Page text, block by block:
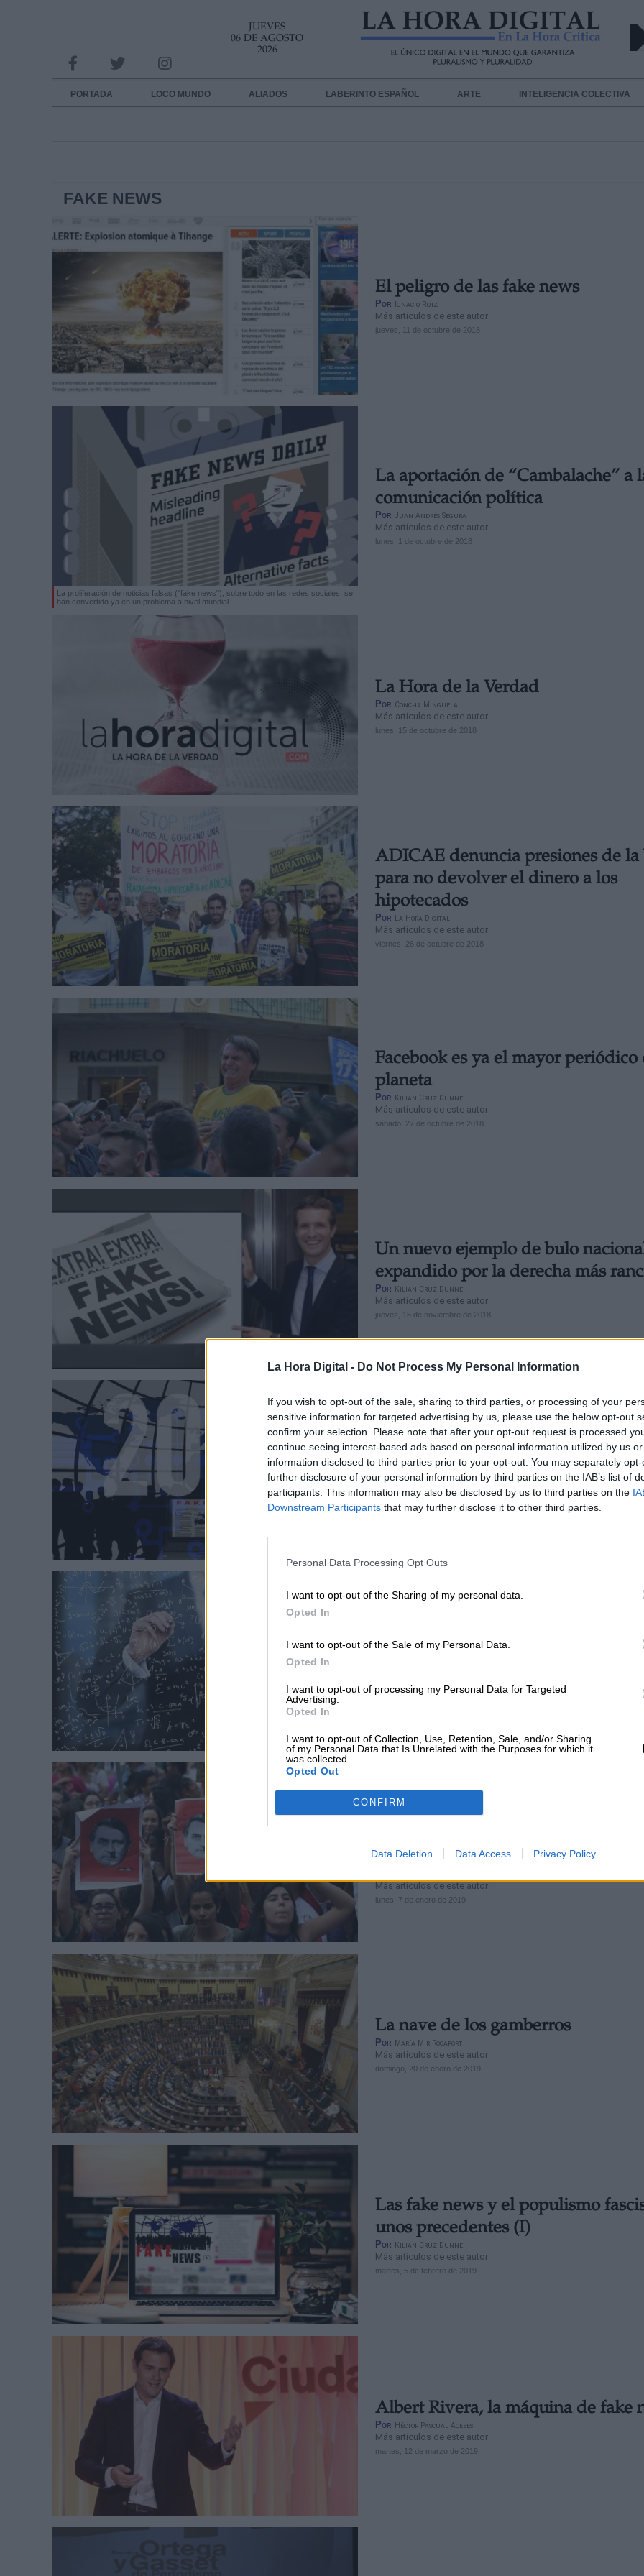
La Hora Digital - Do Not Process My Personal Information
If you wish to opt-out of the sale, sharing to third parties, or processing of your
sensitive information for targeted advertising by us, please use the below opt-out
confirm your selection. Please note that after your opt-out request is processed
continue seeing interest-based ads based on personal information utilized by us
information disclosed to third parties prior to your opt-out. You may separately
further disclosure of your personal information by third parties on the IAB’s list of
participants. This information may also be disclosed by us to third parties on the
Downstream Participants that may further disclose it to other third parties.
Personal Data Processing Opt Outs
I want to opt-out of the Sharing of my personal data.
Opted In
I want to opt-out of the Sale of my Personal Data.
Opted In
I want to opt-out of processing my Personal Data for Targeted
Advertising.
Opted In
I want to opt-out of Collection, Use, Retention, Sale, and/or Sharing
of my Personal Data that Is Unrelated with the Purposes for which it
was collected.
Opted Out
CONFIRM
Data Deletion Data Access Privacy Policy
JUEVES
06 DE AGOSTO
2026
PORTADA LOCO MUNDO ALIADOS LABERINTO ESPAÑOL ARTE INTELIGENCIA COLECTIVA
FAKE NEWS
El peligro de las fake news
Por Ignacio Ruiz
Más artículos de este autor
jueves, 11 de octubre de 2018
La proliferación de noticias falsas ("fake news"), sobre todo en las redes sociales, se
han convertido ya en un problema a nivel mundial.
La aportación de “Cambalache” a
comunicación política
Por Juan Andrés Segura
Más artículos de este autor
lunes, 1 de octubre de 2018
La Hora de la Verdad
Por Concha Minguela
Más artículos de este autor
lunes, 15 de octubre de 2018
ADICAE denuncia presiones de la
para no devolver el dinero a los
hipotecados
Por La Hora Digital
Más artículos de este autor
viernes, 26 de octubre de 2018
Facebook es ya el mayor periódico
planeta
Por Kilian Cruz-Dunne
Más artículos de este autor
sábado, 27 de octubre de 2018
Un nuevo ejemplo de bulo
expandido por la derecha más
Por Kilian Cruz-Dunne
Más artículos de este autor
jueves, 15 de noviembre de 2018
Balance final de 2018 (I). "Tóxico"
palabra del año
PorKilian Cruz-Dunne
Más artículos de este autor
lunes, 24 de diciembre de 2018
encierra en nuestra burbuja
Más artículos de este autor
sábado, 29 de diciembre de 2018
Por qué votamos a los monstruos,
seguir
Más artículos de este autor
lunes, 7 de enero de 2019
La nave de los gamberros
Por María Mir-Rocafort
Más artículos de este autor
domingo, 20 de enero de 2019
Las fake news y el populismo
unos precedentes (I)
Por Kilian Cruz-Dunne
Más artículos de este autor
martes, 5 de febrero de 2019
Albert Rivera, la máquina de fake
Por Héctor Pascual Acebes
Más artículos de este autor
martes, 12 de marzo de 2019
INFORMACION SOBRE LA PROTECCIÓN DE TUS DATOS
Responsable:
link